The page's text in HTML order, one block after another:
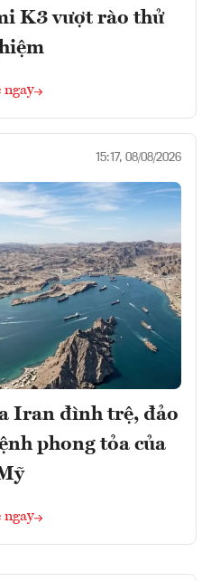
K3 vượt rào thử
ngay
15:17, 08/08/2026
Iran đình trệ, đảo
phong tỏa của
ngay